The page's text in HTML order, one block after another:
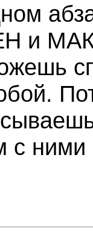
и
с